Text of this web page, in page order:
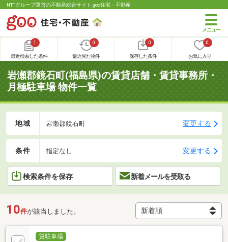
NTTグループ運営の不動産総合サイト goo住宅・不動産
1
最近検索した条件
0
最近見た物件
0
保存した条件
0
お気に入り
岩瀬郡鏡石町(福島県)の賃貸店舗・賃貸事務所・
月極駐車場 物件一覧
地域 岩瀬郡鏡石町 変更する
条件 指定なし 変更する
検索条件を保存 新着メールを受取る
10件が該当しました。
貸駐車場